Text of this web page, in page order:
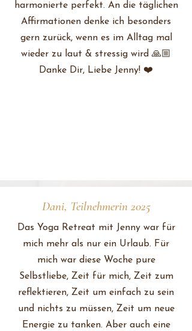
harmonierte perfekt. An die täglichen
Affirmationen denke ich besonders
gern zurück, wenn es im Alltag mal
wieder zu laut & stressig wird 🙏🏼
Danke Dir, Liebe Jenny! ❤️
Dani, Teilnehmerin 2025
Das Yoga Retreat mit Jenny war für
mich mehr als nur ein Urlaub. Für
mich war diese Woche pure
Selbstliebe, Zeit für mich, Zeit zum
reflektieren, Zeit um einfach zu sein
und nichts zu müssen, Zeit um neue
Energie zu tanken. Aber auch eine